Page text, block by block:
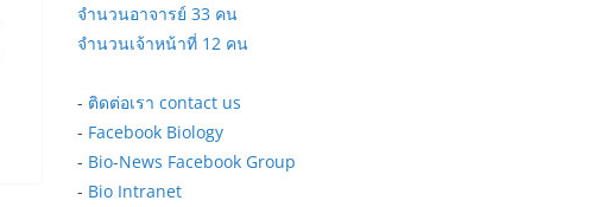
จำนวนอาจารย์ 33 คน
จำนวนเจ้าหน้าที่ 12 คน
- ติดต่อเรา contact us
- Facebook Biology
- Bio-News Facebook Group
- Bio Intranet